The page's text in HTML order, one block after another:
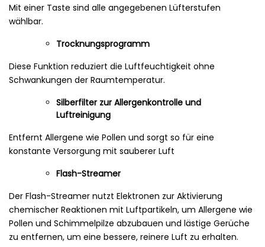
Mit einer Taste sind alle angegebenen Lüfterstufen
wählbar.
Trocknungsprogramm
Diese Funktion reduziert die Luftfeuchtigkeit ohne
Schwankungen der Raumtemperatur.
Silberfilter zur Allergenkontrolle und
Luftreinigung
Entfernt Allergene wie Pollen und sorgt so für eine
konstante Versorgung mit sauberer Luft
Flash-Streamer
Der Flash-Streamer nutzt Elektronen zur Aktivierung
chemischer Reaktionen mit Luftpartikeln, um Allergene wie
Pollen und Schimmelpilze abzubauen und lästige Gerüche
zu entfernen, um eine bessere, reinere Luft zu erhalten.